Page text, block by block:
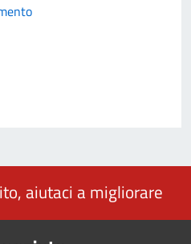
aiutaci a migliorare